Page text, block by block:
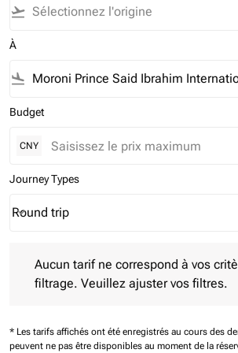
flight_takeoff
À
flight_land
Budget
CNY
Journey Types
Journey Types option Round trip Selected
Round trip
keyboard_arrow_down
Aucun tarif ne correspond à vos
filtrage. Veuillez ajuster vos filtres.
* Les tarifs affichés ont été enregistrés au cours des
peuvent ne pas être disponibles au moment de la